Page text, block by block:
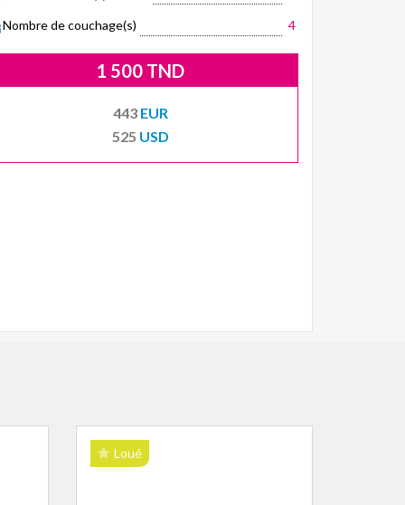
Nombre de couchage(s) 4
1 500 TND
443EUR
525 USD
Loué